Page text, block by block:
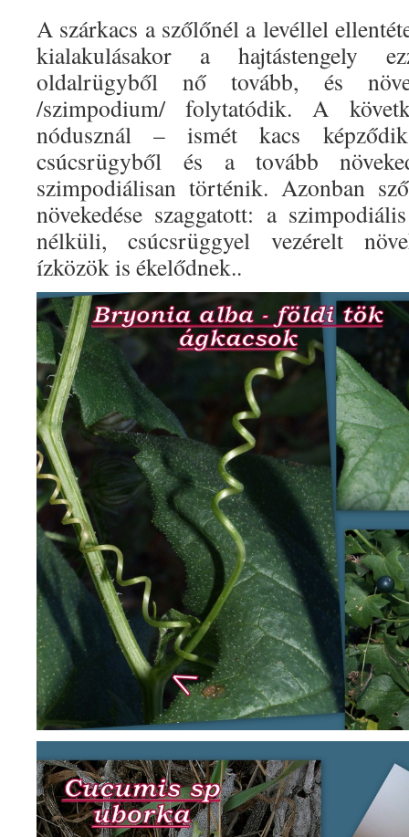
A szárkacs a szőlőnél a levéllel
kialakulásakor a hajtástengely
oldalrügyből nő tovább, és
/szimpodium/ folytatódik. A
nódusznál – ismét kacs
csúcsrügyből és a tovább
szimpodiálisan történik. Azonban
növekedése szaggatott: a
nélküli, csúcsrüggyel vezérelt
ízközök is ékelődnek..